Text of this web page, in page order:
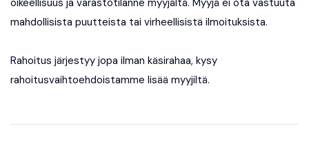
mahdollisista puutteista tai virheellisistä ilmoituksista.
Rahoitus järjestyy jopa ilman käsirahaa, kysy
rahoitusvaihtoehdoistamme lisää myyjiltä.